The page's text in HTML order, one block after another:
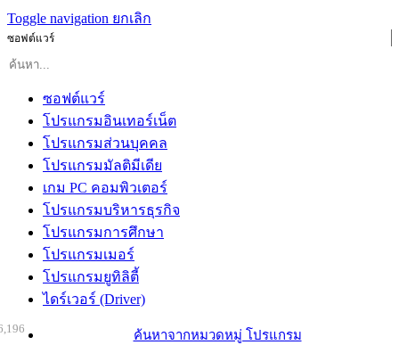
Toggle navigation ยกเลิก
ซอฟต์แวร์
ซอฟต์แวร์
โปรแกรมอินเทอร์เน็ต
โปรแกรมส่วนบุคคล
โปรแกรมมัลติมีเดีย
เกม PC คอมพิวเตอร์
โปรแกรมบริหารธุรกิจ
โปรแกรมการศึกษา
โปรแกรมเมอร์
โปรแกรมยูทิลิตี้
ไดร์เวอร์ (Driver)
ค้นหาจากหมวดหมู่ โปรแกรม